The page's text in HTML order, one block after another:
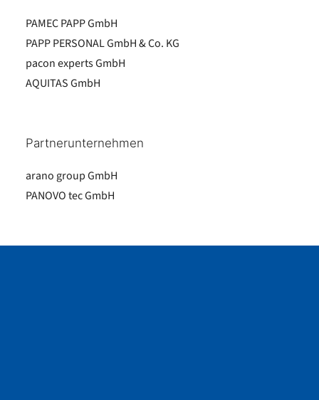
PAMEC PAPP GmbH
PAPP PERSONAL GmbH & Co. KG
pacon experts GmbH
AQUITAS GmbH
Partnerunternehmen
arano group GmbH
PANOVO tec GmbH